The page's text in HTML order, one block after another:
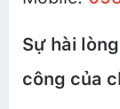
Sự hài
công của